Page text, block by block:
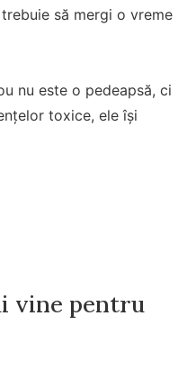
să mergi o vreme
nu este o pedeapsă, ci
toxice, ele își
vine pentru